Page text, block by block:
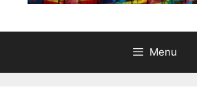
Menu